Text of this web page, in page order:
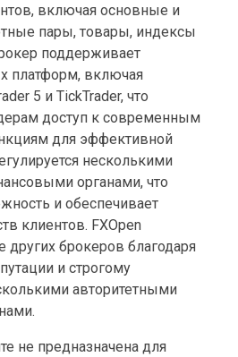
включая основные и
пары, товары, индексы
поддерживает
платформ, включая
5 и TickTrader, что
доступ к современным
для эффективной
несколькими
органами, что
и обеспечивает
клиентов. FXOpen
других брокеров благодаря
и строгому
авторитетными
не предназначена для